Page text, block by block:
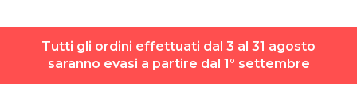
Tutti gli ordini effettuati dal 3 al 31 agosto
saranno evasi a partire dal 1° settembre